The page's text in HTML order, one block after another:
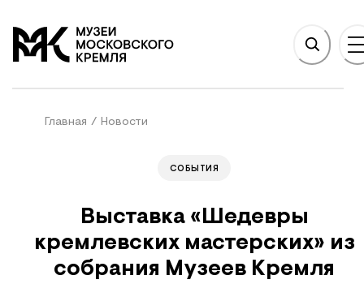
На главную
Главная / Новости
СОБЫТИЯ
Выставка «Шедевры
кремлевских мастерских» из
собрания Музеев Кремля